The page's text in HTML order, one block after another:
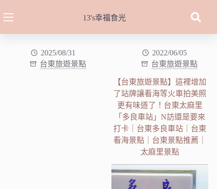
至
13's幸福食光
2025/08/31
台東旅遊景點
2022/06/05
台東旅遊景點
【台東旅遊景點】這裡增加
了站牌讓看海等火車拍美照
更有味道了！台東太麻里
「多良車站」N訪還是要來
打卡｜台東多良車站｜台東
看海景點｜台東景點推薦｜
太麻里景點